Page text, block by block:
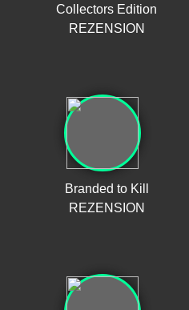
Collectors Edition
REZENSION
Branded to Kill
REZENSION